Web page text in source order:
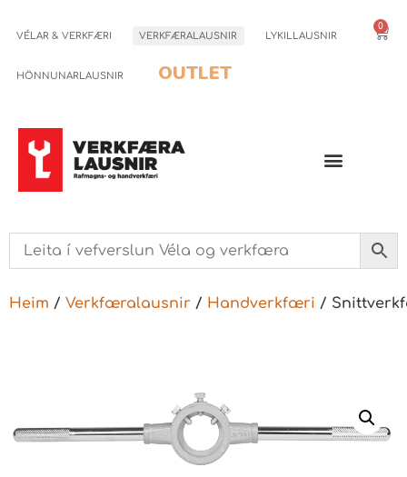
VÉLAR & VERKFÆRI VERKFÆRALAUSNIR LYKILLAUSNIR
HÖNNUNARLAUSNIR OUTLET
0
Heim / Verkfæralausnir / Handverkfæri /